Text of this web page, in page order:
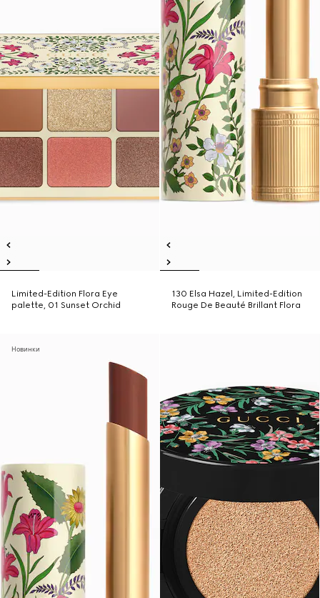
Limited-Edition Flora Eye
palette, 01 Sunset Orchid
130 Elsa Hazel, Limited-Edition
Rouge De Beauté Brillant Flora
Новинки